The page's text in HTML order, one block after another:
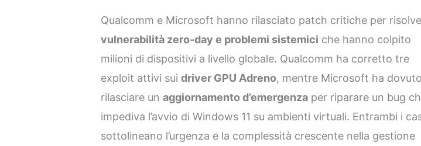
Qualcomm e Microsoft hanno rilasciato patch critiche per
vulnerabilità zero-day e problemi sistemici che hanno colpito
milioni di dispositivi a livello globale. Qualcomm ha corretto tre
exploit attivi suidriver GPU Adreno, mentre Microsoft ha dovuto
rilasciare unaggiornamento d’emergenza per riparare un bug
impediva l’avvio di Windows 11 su ambienti virtuali. Entrambi i
sottolineano l’urgenza e la complessità crescente nella gestione